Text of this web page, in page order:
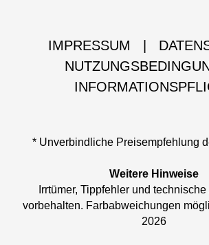
IMPRESSUM
* Unverbindliche Preisempfehlung
Weitere Hinweise
Irrtümer, Tippfehler und
vorbehalten. Farbabweichungen
2026